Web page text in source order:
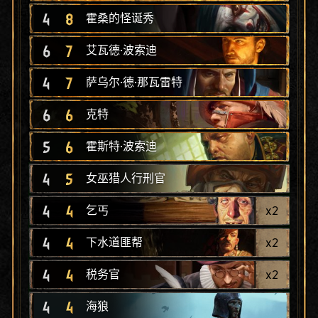
4 8 霍桑的怪诞秀
6 7 艾瓦德·波索迪
4 7 萨乌尔·德·那瓦雷特
6 6 克特
5 6 霍斯特·波索迪
4 5 女巫猎人行刑官
4 4 乞丐 x2
4 4 下水道匪帮 x2
4 4 税务官 x2
4 4 海狼